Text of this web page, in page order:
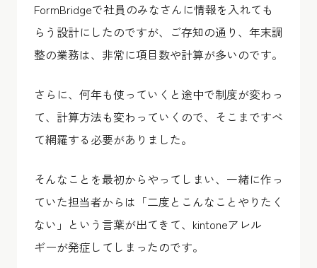
FormBridgeで社員のみなさんに情報を入れても
らう設計にしたのですが、ご存知の通り、年末調
整の業務は、非常に項目数や計算が多いのです。
さらに、何年も使っていくと途中で制度が変わっ
て、計算方法も変わっていくので、そこまですべ
て網羅する必要がありました。
そんなことを最初からやってしまい、一緒に作っ
ていた担当者からは「二度とこんなことやりたく
ない」という言葉が出てきて、kintoneアレル
ギーが発症してしまったのです。